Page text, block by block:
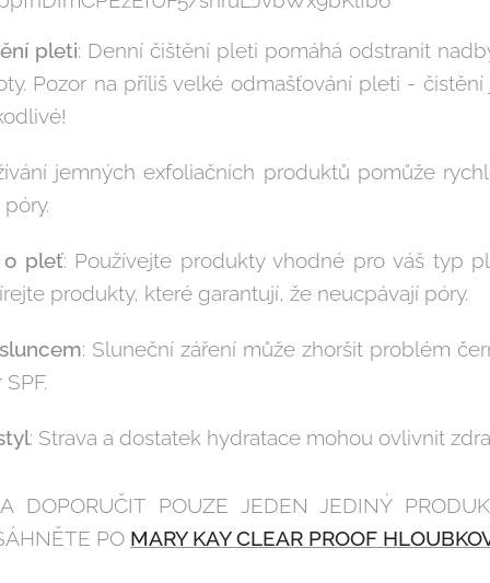
pleti: Denní čištění pleti pomáhá odstranit
Pozor na příliš velké odmašťování pleti -
jemných exfoliačních produktů pomůže
o pleť: Používejte produkty vhodné pro váš typ
produkty, které garantují, že neucpávají póry.
: Sluneční záření může zhoršit problém
: Strava a dostatek hydratace mohou ovlivnit
DOPORUČIT POUZE JEDEN JEDINÝ
PO MARY KAY CLEAR PROOF